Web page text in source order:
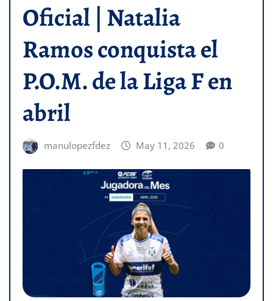
Oficial | Natalia
Ramos conquista el
P.O.M. de la Liga F en
abril
manulopezfdez May 11, 2026 0